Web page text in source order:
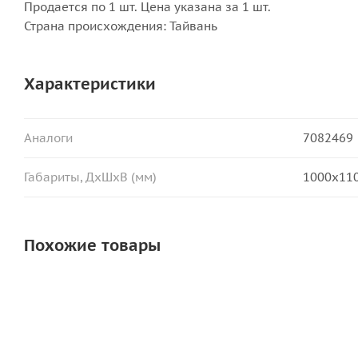
Продается по 1 шт. Цена указана за 1 шт.
Страна происхождения: Тайвань
Характеристики
Аналоги 7082469
Габариты, ДхШхВ (мм)
Похожие товары